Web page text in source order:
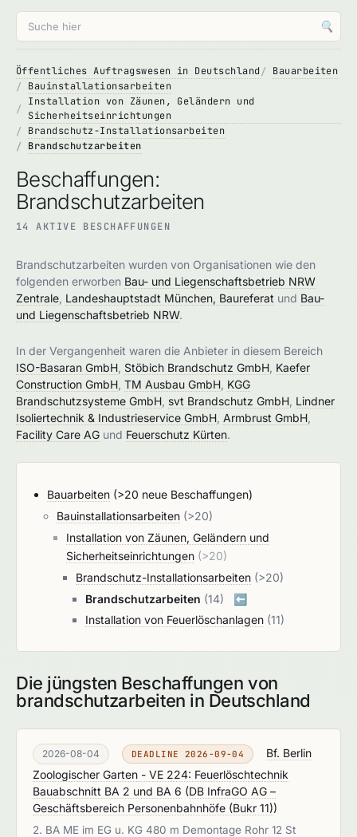
🔍
Öffentliches Auftragswesen in Deutschland
Bauarbeiten
Bauinstallationsarbeiten
Installation von Zäunen, Geländern und
Sicherheitseinrichtungen
Brandschutz-Installationsarbeiten
Brandschutzarbeiten
Beschaffungen:
Brandschutzarbeiten
14 AKTIVE BESCHAFFUNGEN
Brandschutzarbeiten wurden von Organisationen wie den
folgenden erworben Bau- und Liegenschaftsbetrieb NRW
Zentrale Landeshauptstadt München, Baureferat und Bau-
und Liegenschaftsbetrieb NRW.
In der Vergangenheit waren die Anbieter in diesem Bereich
ISO-Basaran GmbH Stöbich Brandschutz GmbH Kaefer
Construction GmbH TM Ausbau GmbH KGG
Brandschutzsysteme GmbH svt Brandschutz GmbH Lindner
Isoliertechnik & Industrieservice GmbH Armbrust GmbH
Facility Care AG und Feuerschutz Kürten.
Bauarbeiten (>20 neue Beschaffungen)
Bauinstallationsarbeiten (>20)
Installation von Zäunen, Geländern und
Sicherheitseinrichtungen (>20)
Brandschutz-Installationsarbeiten (>20)
Brandschutzarbeiten (14) ⬅️
Installation von Feuerlöschanlagen (11)
Die jüngsten Beschaffungen von
brandschutzarbeiten in Deutschland
2026-08-04 DEADLINE 2026-09-04
Bf. Berlin
Zoologischer Garten - VE 224: Feuerlöschtechnik
Bauabschnitt BA 2 und BA 6 (DB InfraGO AG –
Geschäftsbereich Personenbahnhöfe (Bukr 11))
2. BA ME im EG u. KG 480 m Demontage Rohr 12 St